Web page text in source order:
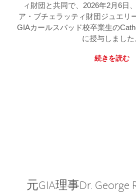
ィ財団と共同で、2026年2月6日
ア・ブチェラッティ財団ジュエリ
GIAカールスバッド校卒業生の
に授与しました
続きを読む
元GIA理事Dr. George